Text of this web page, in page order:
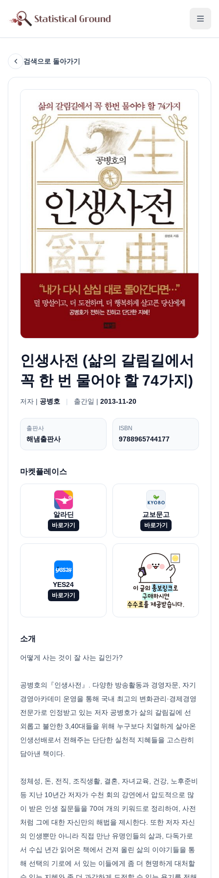
검색으로 돌아가기
인생사전 (삶의 갈림길에서
꼭 한 번 물어야 할 74가지)
저자 | 공병호 | 출간일 | 2013-11-20
출판사
해냄출판사
ISBN
9788965744177
마켓플레이스
알라딘
바로가기
교보문고
바로가기
YES24
바로가기
소개
어떻게 사는 것이 잘 사는 길인가?
공병호의『인생사전』. 다양한 방송활동과 경영자문, 자기
경영아카데미 운영을 통해 국내 최고의 변화관리·경제경영
전문가로 인정받고 있는 저자 공병호가 삶의 갈림길에 선
외롭고 불안한 3,40대들을 위해 누구보다 치열하게 살아온
인생선배로서 전해주는 단단한 실천적 지혜들을 고스란히
담아낸 책이다.
정체성, 돈, 전직, 조직생활, 결혼, 자녀교육, 건강, 노후준비
등 지난 10년간 저자가 수천 회의 강연에서 압도적으로 많
이 받은 인생 질문들을 70여 개의 키워드로 정리하여, 사전
처럼 그에 대한 자신만의 해법을 제시한다. 또한 저자 자신
의 인생뿐만 아니라 직접 만난 유명인들의 삶과, 다독가로
서 수십 년간 읽어온 책에서 건져 올린 삶의 이야기들을 통
해 선택의 기로에 서 있는 이들에게 좀 더 현명하게 대처할